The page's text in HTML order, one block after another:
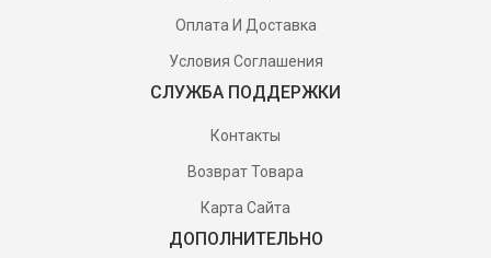
Оплата И Доставка
Условия Соглашения
СЛУЖБА ПОДДЕРЖКИ
Контакты
Возврат Товара
Карта Сайта
ДОПОЛНИТЕЛЬНО